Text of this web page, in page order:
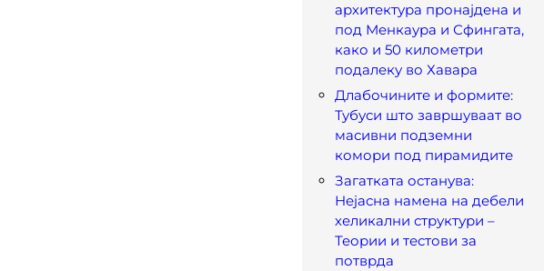
архитектура пронајдена и
под Менкаура и Сфингата,
како и 50 километри
подалеку во Хавара
Длабочините и формите:
Тубуси што завршуваат во
масивни подземни
комори под пирамидите
Загатката останува:
Нејасна намена на дебели
хеликални структури –
Теории и тестови за
потврда